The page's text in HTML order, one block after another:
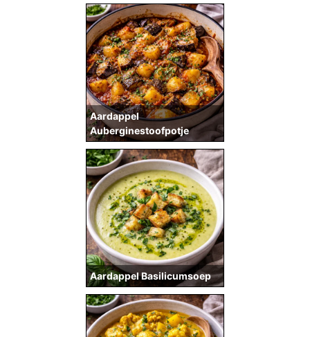
Aardappel
Auberginestoofpotje
Aardappel Basilicumsoep